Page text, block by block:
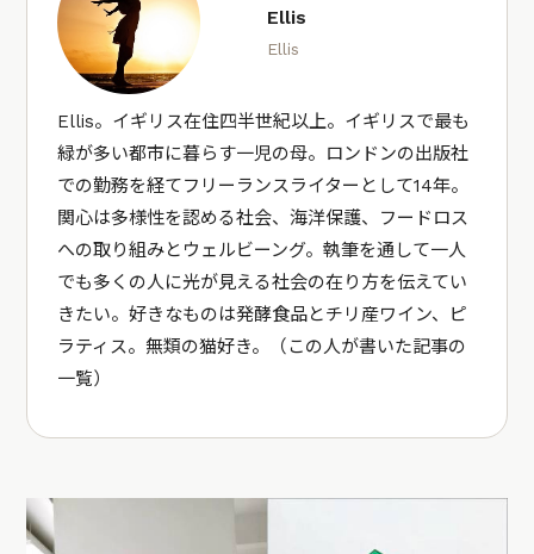
Ellis
Ellis
Ellis。イギリス在住四半世紀以上。イギリスで最も
緑が多い都市に暮らす一児の母。ロンドンの出版社
での勤務を経てフリーランスライターとして14年。
関心は多様性を認める社会、海洋保護、フードロス
への取り組みとウェルビーング。執筆を通して一人
でも多くの人に光が見える社会の在り方を伝えてい
きたい。好きなものは発酵食品とチリ産ワイン、ピ
ラティス。無類の猫好き。（この人が書いた記事の
一覧）